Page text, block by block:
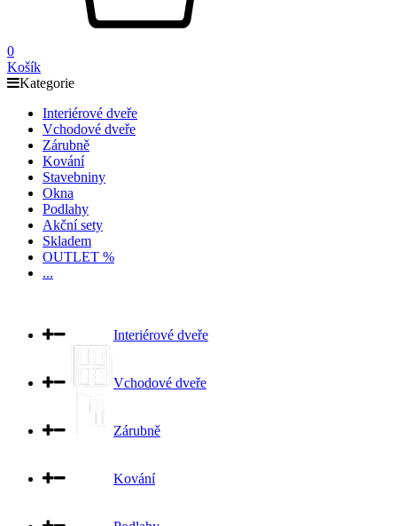
0
Košík
Kategorie
Interiérové dveře
Vchodové dveře
Zárubně
Kování
Stavebniny
Okna
Podlahy
Akční sety
Skladem
OUTLET %
...
Interiérové dveře
Vchodové dveře
Zárubně
Kování